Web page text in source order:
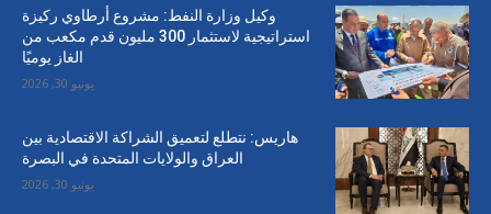
وكيل وزارة النفط: مشروع أرطاوي ركيزة
استراتيجية لاستثمار 300 مليون قدم مكعب من
الغاز يوميًا
يونيو 30, 2026
هاريس: نتطلع لتعميق الشراكة الاقتصادية بين
العراق والولايات المتحدة في البصرة
يونيو 30, 2026